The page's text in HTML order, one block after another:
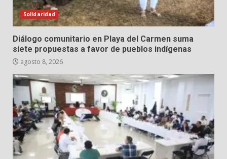
Solidaridad
Diálogo comunitario en Playa del Carmen suma
siete propuestas a favor de pueblos indígenas
agosto 8, 2026